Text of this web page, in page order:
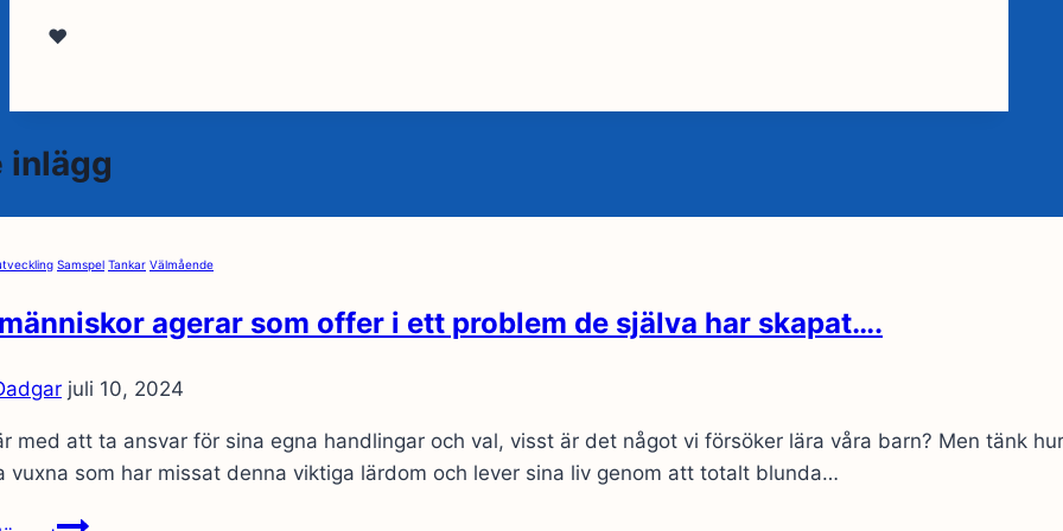
❤️
inlägg
Samspel Tankar Välmående
agerar som offer i ett problem de själva har skapat….
juli 10, 2024
med att ta ansvar för sina egna handlingar och val, visst är det något vi försöker lära våra barn? Men tänk hur
vuxna som har missat denna viktiga lärdom och lever sina liv genom att totalt blunda…
När